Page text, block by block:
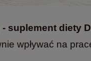
suplement diety
wpływać na